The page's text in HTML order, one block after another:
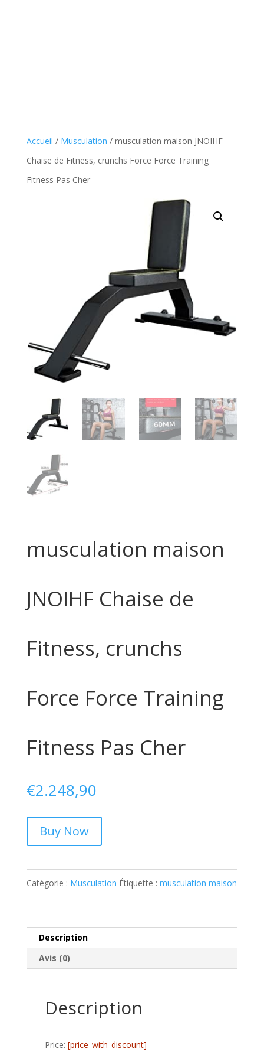
Accueil / Musculation / musculation maison JNOIHF
Chaise de Fitness, crunchs Force Force Training
Fitness Pas Cher
musculation maison
JNOIHF Chaise de
Fitness, crunchs
Force Force Training
Fitness Pas Cher
€2.248,90
Buy Now
Catégorie : Musculation Étiquette : musculation maison
Description
Avis (0)
Description
Price: [price_with_discount]